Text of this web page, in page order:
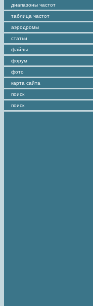
диапазоны частот
таблица частот
аэродромы
статьи
файлы
форум
фото
карта сайта
поиск
поиск